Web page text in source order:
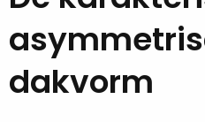
dakvorm